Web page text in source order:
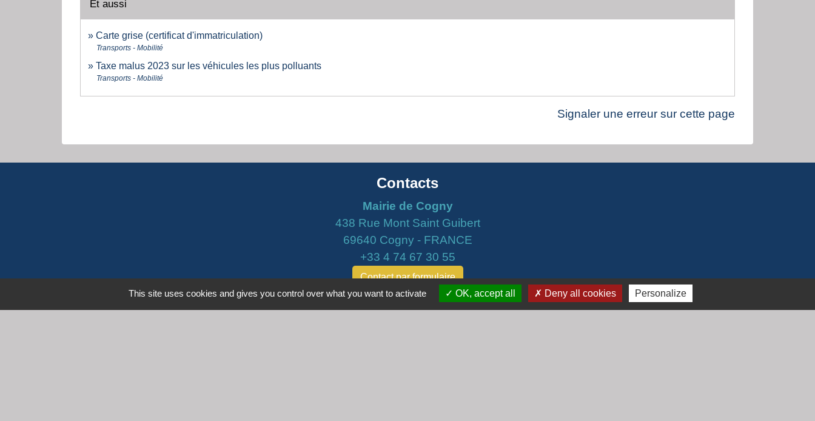
Et aussi
Carte grise (certificat d'immatriculation)
Transports - Mobilité
Taxe malus 2023 sur les véhicules les plus polluants
Transports - Mobilité
Signaler une erreur sur cette page
Contacts
Mairie de Cogny
438 Rue Mont Saint Guibert
69640 Cogny - FRANCE
+33 4 74 67 30 55
Contact par formulaire
Horaires
This site uses cookies and gives you control over what you want to activate OK, accept all Deny all cookies Personalize